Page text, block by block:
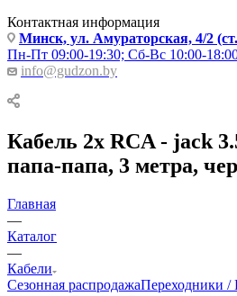
Контактная информация
Минск, ул. Амураторская, 4/2
Пн-Пт 09:00-19:30; Сб-Вс 10:00-
info@gudzon.by
Кабель 2x RCA - jack
папа-папа, 3 метра,
Главная
—
Каталог
—
Кабели
Сезонная распродажаПереходники /